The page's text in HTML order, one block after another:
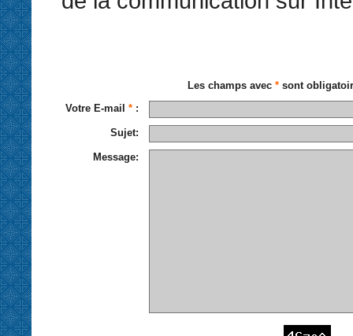
Les champs avec *sont
Votre E-mail * :
Sujet:
Message: